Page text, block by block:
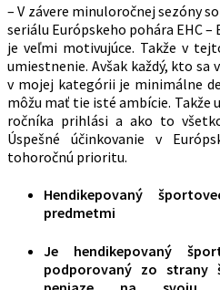
– V závere minuloročnej sezóny
seriálu Európskeho pohára EHC
je veľmi motivujúce. Takže v
umiestnenie. Avšak každý, kto sa
v mojej kategórii je minimálne
môžu mať tie isté ambície. Takže
ročníka prihlási a ako to
Úspešné účinkovanie v
tohoročnú prioritu.
Hendikepovaný
predmetmi
Je hendikepovaný
podporovaný zo strany